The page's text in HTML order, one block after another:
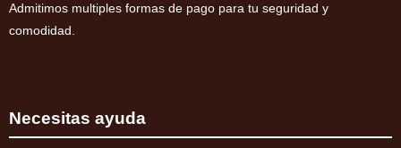
Admitimos multiples formas de pago para tu seguridad y
comodidad.
Necesitas ayuda